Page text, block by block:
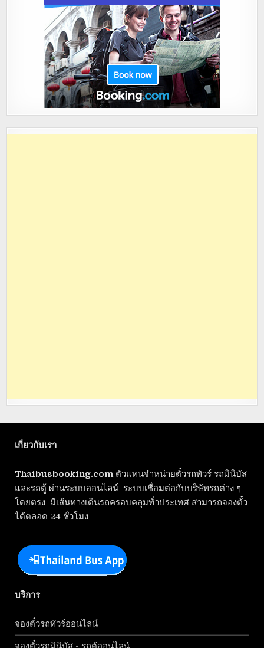
เกี่ยวกับเรา
Thaibusbooking.com ตัวแทนจำหน่ายตั๋วรถทัวร์ รถมินิบัส
และรถตู้ ผ่านระบบออนไลน์ ระบบเชื่อมต่อกับบริษัทรถต่าง ๆ
โดยตรง มีเส้นทางเดินรถครอบคลุมทั่วประเทศ สามารถจองตั๋ว
ได้ตลอด 24 ชั่วโมง
บริการ
จองตั๋วรถทัวร์ออนไลน์